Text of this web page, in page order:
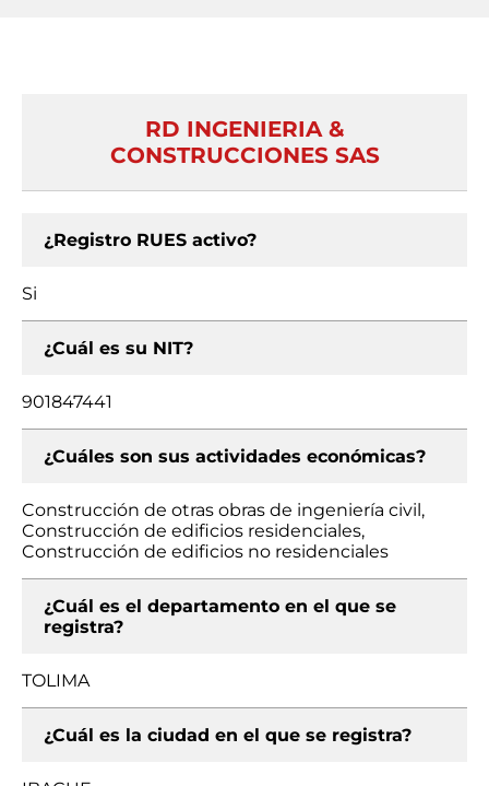
RD INGENIERIA &
CONSTRUCCIONES SAS
¿Registro RUES activo?
Si
¿Cuál es su NIT?
901847441
¿Cuáles son sus actividades económicas?
Construcción de otras obras de ingeniería civil,
Construcción de edificios residenciales,
Construcción de edificios no residenciales
¿Cuál es el departamento en el que se
registra?
TOLIMA
¿Cuál es la ciudad en el que se registra?